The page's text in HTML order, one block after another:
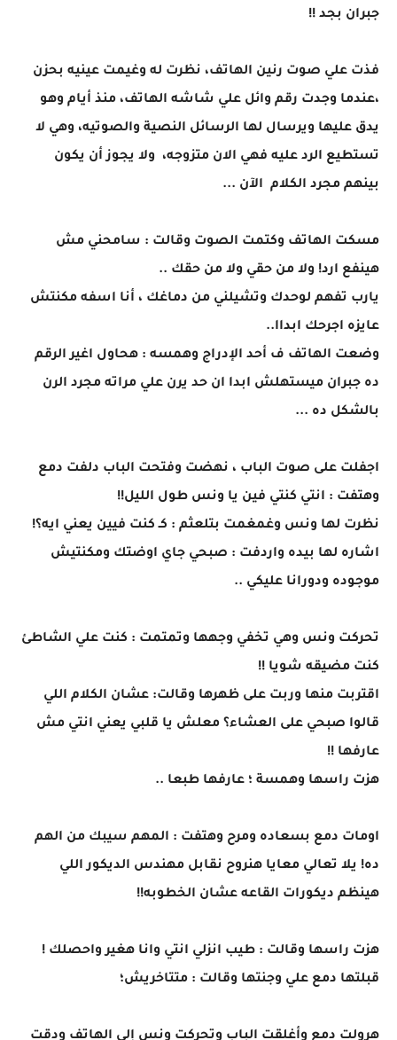
جبران بجد !!
فذت علي صوت رنين الهاتف، نظرت له وغيمت عينيه بحزن
،عندما وجدت رقم وائل علي شاشه الهاتف، منذ أيام وهو
يدق عليها ويرسال لها الرسائل النصية والصوتيه، وهي لا
تستطيع الرد عليه فهي الان متزوجه، ولا يجوز أن يكون
بينهم مجرد الكلام الآن ...
مسكت الهاتف وكتمت الصوت وقالت : سامحني مش
هينفع ارد! ولا من حقي ولا من حقك ..
يارب تفهم لوحدك وتشيلني من دماغك ، أنا اسفه مكنتش
عايزه اجرحك ابداا..
وضعت الهاتف ف أحد الإدراج وهمسه : هحاول اغير الرقم
ده جبران ميستهلش ابدا ان حد يرن علي مراته مجرد الرن
بالشكل ده ...
اجفلت على صوت الباب ، نهضت وفتحت الباب دلفت دمع
وهتفت : انتي كنتي فين يا ونس طول الليل!!
نظرت لها ونس وغمغمت بتلعثم : كـ كنت فيين يعني ايه؟!
اشاره لها بيده واردفت : صبحي جاي اوضتك ومكنتيش
موجوده ودورانا عليكي ..
تحركت ونس وهي تخفي وجهها وتمتمت : كنت علي الشاطئ
كنت مضيقه شويا !!
اقتربت منها وربت على ظهرها وقالت: عشان الكلام اللي
قالوا صبحي على العشاء؟ معلش يا قلبي يعني انتي مش
عارفها !!
هزت راسها وهمسة ؛ عارفها طبعا ..
اومات دمع بسعاده ومرح وهتفت : المهم سيبك من الهم
ده! يلا تعالي معايا هنروح نقابل مهندس الديكور اللي
هينظم ديكورات القاعه عشان الخطوبه!!
هزت راسها وقالت : طيب انزلي انتي وانا هغير واحصلك !
قبلتها دمع علي وجنتها وقالت : متتاخريش؛
هرولت دمع وأغلقت الباب وتحركت ونس إلي الهاتف ودقت